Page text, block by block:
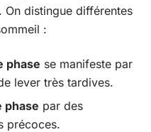
On distingue différentes
:
phase se manifeste par
lever très tardives.
phase par des
précoces.